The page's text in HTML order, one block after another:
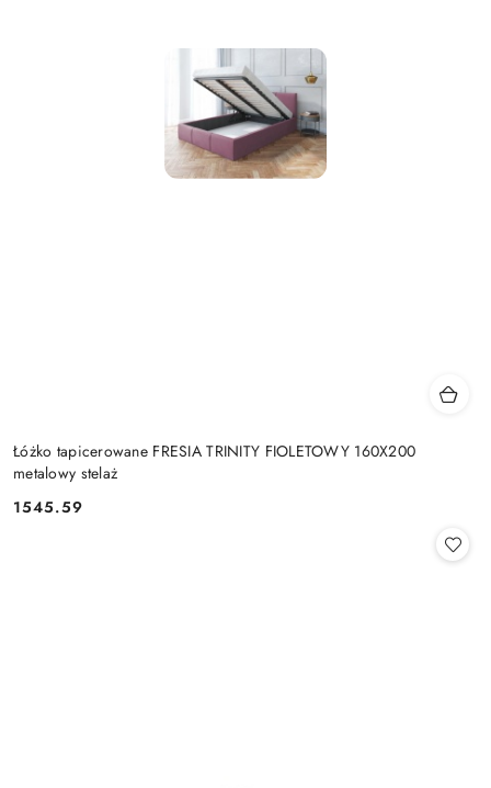
Łóżko tapicerowane FRESIA TRINITY FIOLETOWY 160X200
metalowy stelaż
Cena:
1545.59